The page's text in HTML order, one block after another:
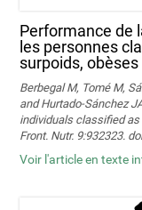
Performance de
les personnes
surpoids,
Berbegal M, Tomé M,
and Hurtado-Sánchez
individuals classified as
Front. Nutr. 9:932323.
Voir l'article en texte